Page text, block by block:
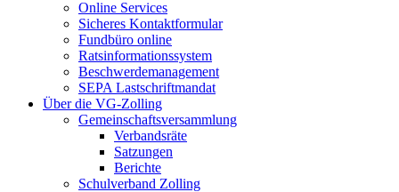
Online Services
Sicheres Kontaktformular
Fundbüro online
Ratsinformationssystem
Beschwerdemanagement
SEPA Lastschriftmandat
Über die VG-Zolling
Gemeinschaftsversammlung
Verbandsräte
Satzungen
Berichte
Schulverband Zolling